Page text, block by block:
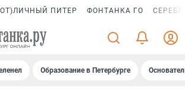
ПИТЕР ФОНТАНКА ГО
Образование в Петербурге